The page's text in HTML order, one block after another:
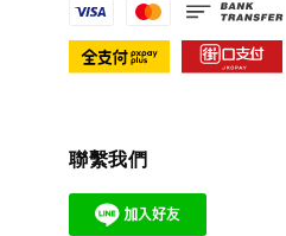
聯繫我們